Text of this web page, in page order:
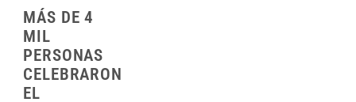
MÁS DE 4
MIL
PERSONAS
CELEBRARON
EL